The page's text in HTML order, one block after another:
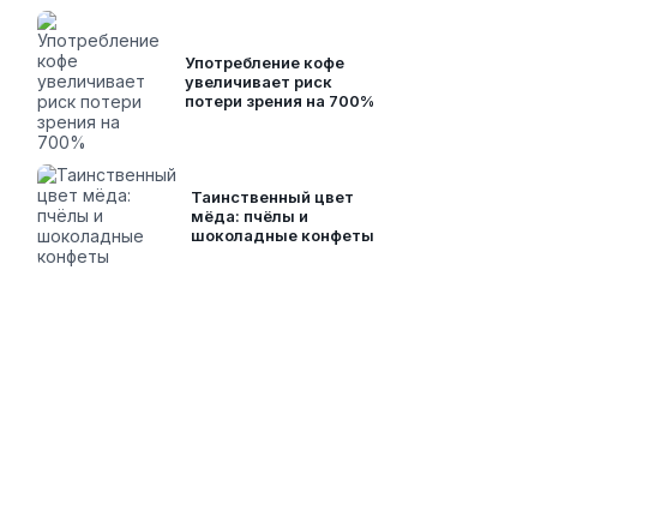
Употребление кофе
увеличивает риск
потери зрения на 700%
Таинственный цвет
мёда: пчёлы и
шоколадные конфеты